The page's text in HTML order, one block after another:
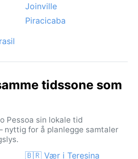
Joinville
Piracicaba
tidssone som
Pessoa sin lokale tid
nyttig for å planlegge samtaler
🇧🇷 Vær i Teresina